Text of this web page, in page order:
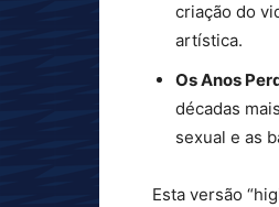
criação do
artística.
Os Anos
décadas
sexual e as
Esta versão